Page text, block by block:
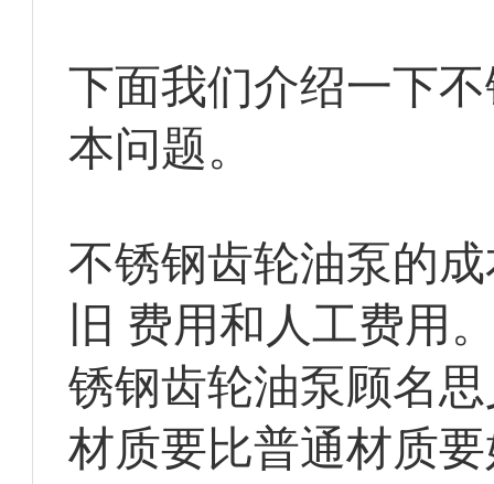
下面我们介绍一下
本问题。
不锈钢齿轮油泵的
旧 费用和人工费用
锈钢齿轮油泵顾名
材质要比普通材质